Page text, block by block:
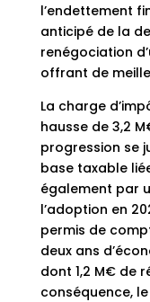
l’endettement
anticipé de la
renégociation
offrant de
La charge
hausse de 3,2
progression se
base taxable
également par
l’adoption en
permis de
deux ans
dont 1,2 M€ de
conséquence,